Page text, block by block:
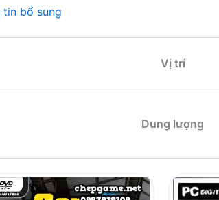
tin bổ sung
Vị trí
Dung lượng